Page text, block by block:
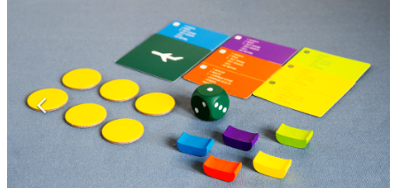
アプリレビュー
その他
電ファミニコゲーマーとは？